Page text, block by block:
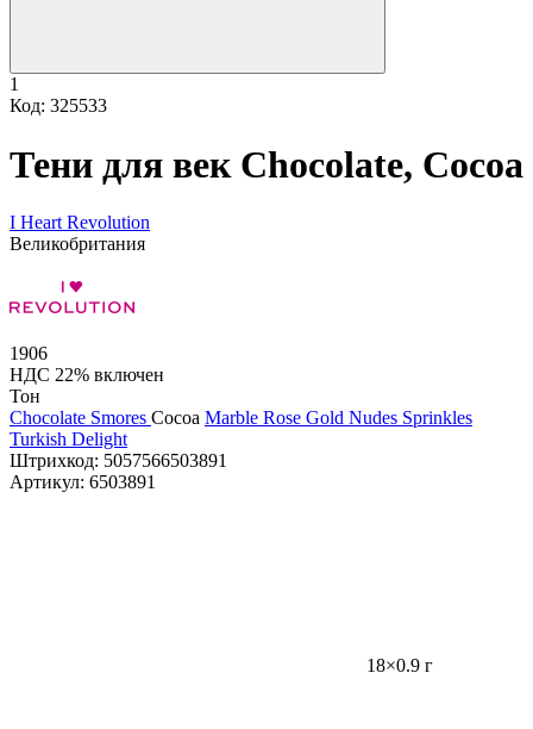
1
Код: 325533
Тени для век Chocolate, Cocoa
I Heart Revolution
Великобритания
1906
НДС 22% включен
Тон
Chocolate Smores Cocoa Marble Rose Gold Nudes Sprinkles
Turkish Delight
Штрихкод: 5057566503891
Артикул: 6503891
18×0.9 г